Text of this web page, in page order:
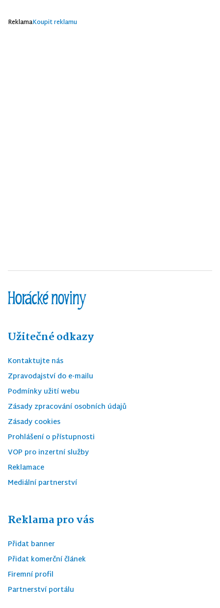
ReklamaKoupit reklamu
Užitečné odkazy
Kontaktujte nás
Zpravodajství do e-mailu
Podmínky užití webu
Zásady zpracování osobních údajů
Zásady cookies
Prohlášení o přístupnosti
VOP pro inzertní služby
Reklamace
Mediální partnerství
Reklama pro vás
Přidat banner
Přidat komerční článek
Firemní profil
Partnerství portálu